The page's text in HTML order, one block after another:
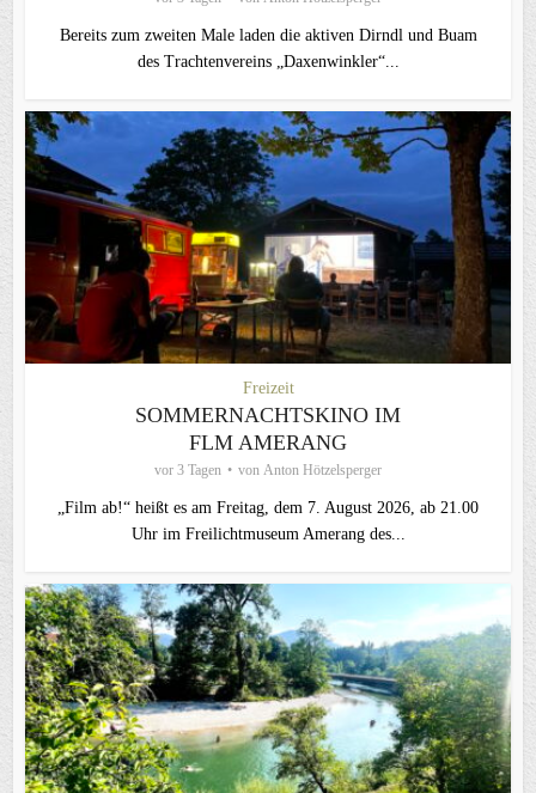
Bereits zum zweiten Male laden die aktiven Dirndl und Buam
des Trachtenvereins „Daxenwinkler“...
Freizeit
SOMMERNACHTSKINO IM
FLM AMERANG
vor 3 Tagen von Anton Hötzelsperger
„Film ab!“ heißt es am Freitag, dem 7. August 2026, ab 21.00
Uhr im Freilichtmuseum Amerang des...